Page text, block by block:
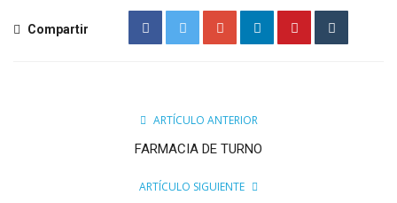
Compartir
ARTÍCULO ANTERIOR
FARMACIA DE TURNO
ARTÍCULO SIGUIENTE